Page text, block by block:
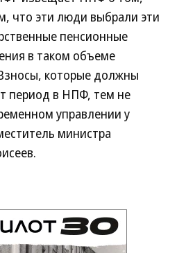
что эти люди выбрали эти
пенсионные
в таком объеме
которые должны
период в НПФ, тем не
управлении у
министра